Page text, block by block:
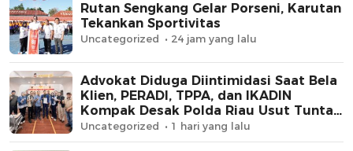
Rutan Sengkang Gelar Porseni, Karutan
Tekankan Sportivitas
Uncategorized 24 jam yang lalu
Advokat Diduga Diintimidasi Saat Bela
Klien, PERADI, TPPA, dan IKADIN
Kompak Desak Polda Riau Usut Tuntas
Dugaan Premanisme
Uncategorized 1 hari yang lalu